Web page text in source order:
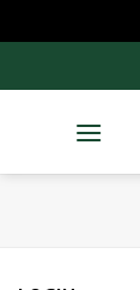
to